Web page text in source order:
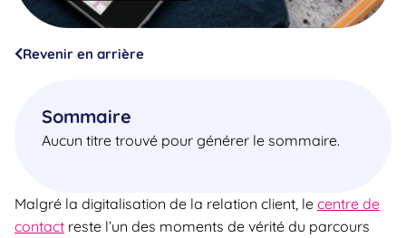
Revenir en arrière
Sommaire
Aucun titre trouvé pour générer le sommaire.
Malgré la digitalisation de la relation client, le centre de
contact reste l’un des moments de vérité du parcours